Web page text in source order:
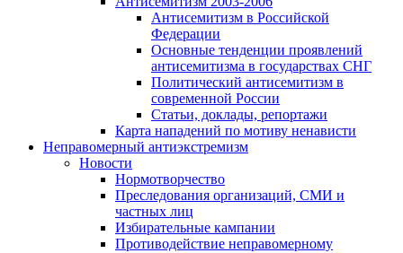
Антисемитизм в Российской
Федерации
Основные тенденции проявлений
антисемитизма в государствах СНГ
Политический антисемитизм в
современной России
Статьи, доклады, репортажи
Карта нападений по мотиву ненависти
Неправомерный антиэкстремизм
Новости
Нормотворчество
Преследования организаций, СМИ и
частных лиц
Избирательные кампании
Противодействие неправомерному